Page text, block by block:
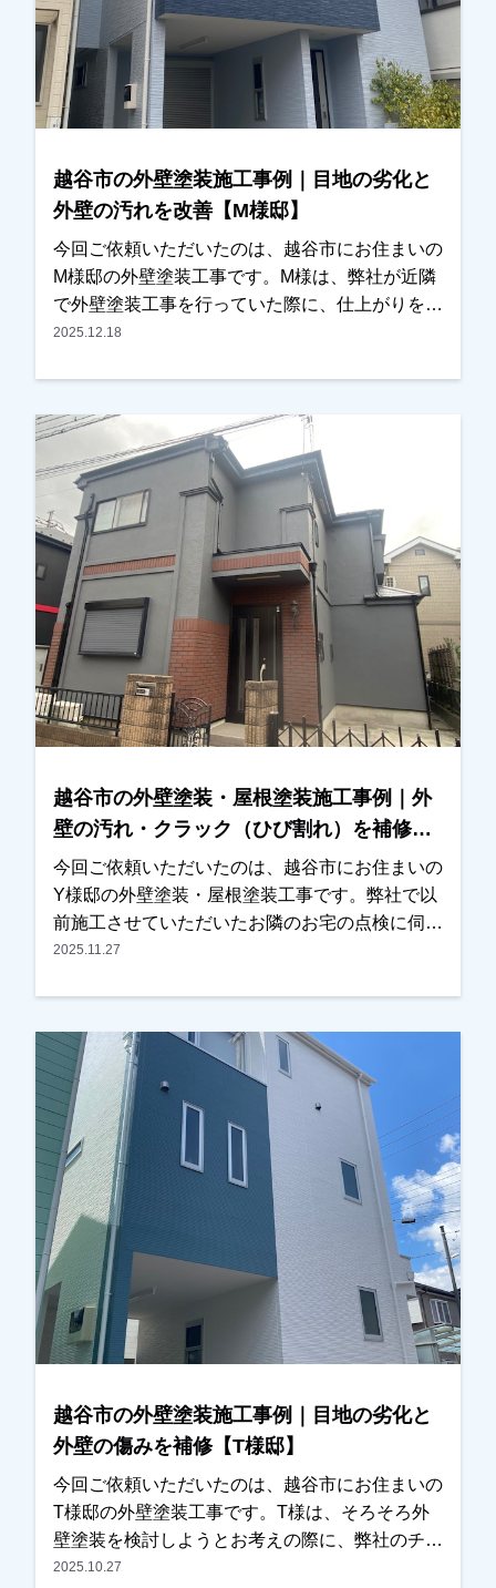
は、塗装ではなく耐久性を考慮し、**屋根カバー
工法（重ね葺き工事）**をご提案させていただ
き、外壁は塗装工事にて施工させていただきまし
た。屋根は劣化が進むと雨漏りの原因になること
もあるため、早めに対処できてよかったとご主人
めについてはかなり悩まれておりましたが、カラ
ーシミュレーションを使いながら何度か打ち合わ
せをさせていただき、最終的には落ち着いた雰囲
気の外観に仕上がりました。仕上がりにも大変ご
満足いただくことができ、私たちもとても嬉しく
思っております。この度は大切なお住まいの外壁
にありがとうございました。
越谷市の外壁塗装施工事例｜目地の劣化と
外壁の汚れを改善【M様邸】
今回ご依頼いただいたのは、越谷市にお住まいの
M様邸の外壁塗装工事です。M様は、弊社が近隣
で外壁塗装工事を行っていた際に、仕上がりをご
覧になっていたそうで「とても綺麗に仕上がって
地（コーキング）の劣化が気になっており、そろ
そろ外壁塗装を検討しなければと考えていたとの
ことでした。そこでまず現地調査を行い、外壁の
状態や目地の傷みなどを確認させていただき、外
壁塗装工事のお見積りをご提出いたしました。施
工内容や金額についてもご納得いただきました
が、特に「近所で施工していたお宅のように綺麗
にしてほしい」というご希望が強く、今回も同じ
職人が担当して施工させていただくことになりま
した。外壁の色決めについては、カラーシミュレ
ーションをいくつかご確認いただき、最終的にお
住まいの雰囲気に合う色をお選びいただきまし
た。施工後は「とても綺麗に仕上がりました」と
たちも大変嬉しく思っております。この度は大切
なお住まいの外壁塗装工事をお任せいただき、誠
にありがとうございました。
2025.12.18
越谷市の外壁塗装・屋根塗装施工事例｜外
壁の汚れ・クラック（ひび割れ）を補修
【Y様邸】
今回ご依頼いただいたのは、越谷市にお住まいの
Y様邸の外壁塗装・屋根塗装工事です。弊社で以
前施工させていただいたお隣のお宅の点検に伺っ
た際、Y様邸の屋根の状態が気になったため、お
いる部分が見られたため、写真を撮影し実際の状
態をご確認いただきました。また外壁について
も、・外壁の汚れ・クラック（ひび割れ）が見ら
れ、これまで一度も塗装をされていないとのこと
でしたので、外壁塗装と屋根塗装をご提案させて
いただきました。今回が初めての塗装工事とのこ
とで、工事内容や費用、塗料の種類などについて
ご不安な点も多かったため、ご質問をひとつひと
つお伺いしながら丁寧にご説明させていただきま
した。その後、施工内容と金額についてもご納得
いただき、外壁塗装と屋根塗装工事をお任せいた
だくことになりました。また塗装工事とあわせ
て、ベランダ屋根の撤去についてのご相談もいた
た。施工後は「とてもきれいに仕上がりました」
とのお言葉をいただき、ご満足いただけたようで
私たちも大変嬉しく思っております。この度は大
切なお住まいの外壁塗装・屋根塗装工事をお任せ
いただき、誠にありがとうございました。
2025.11.27
越谷市の外壁塗装施工事例｜目地の劣化と
外壁の傷みを補修【T様邸】
今回ご依頼いただいたのは、越谷市にお住まいの
T様邸の外壁塗装工事です。T様は、そろそろ外
壁塗装を検討しようとお考えの際に、弊社のチラ
シをご覧いただき、口コミなども確認されたうえ
2025.10.27